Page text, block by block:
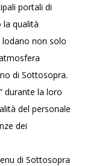
portali di
qualità
lodano non solo
di Sottosopra.
durante la loro
del personale
dei
di Sottosopra